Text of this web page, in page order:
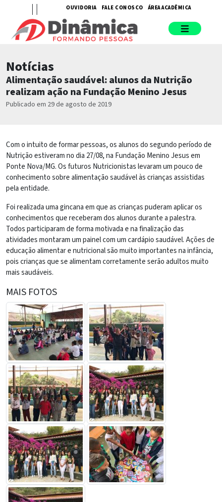
OUVIDORIA FALE CONOSCO ÁREA ACADÊMICA
Notícias
Alimentação saudável: alunos da Nutrição
realizam ação na Fundação Menino Jesus
Publicado em 29 de agosto de 2019
Com o intuito de formar pessoas, os alunos do segundo período de
Nutrição estiveram no dia 27/08, na Fundação Menino Jesus em
Ponte Nova/MG. Os futuros Nutricionistas levaram um pouco de
conhecimento sobre alimentação saudável às crianças assistidas
pela entidade.
Foi realizada uma gincana em que as crianças puderam aplicar os
conhecimentos que receberam dos alunos durante a palestra.
Todos participaram de forma motivada e na finalização das
atividades montaram um painel com um cardápio saudável. Ações de
educação alimentar e nutricional são muito importantes na infância,
pois crianças que se alimentam corretamente serão adultos muito
mais saudáveis.
MAIS FOTOS